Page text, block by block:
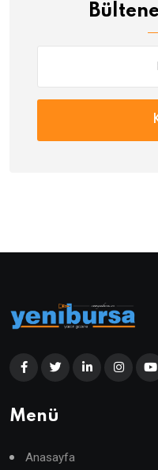
Menü
Anasayfa